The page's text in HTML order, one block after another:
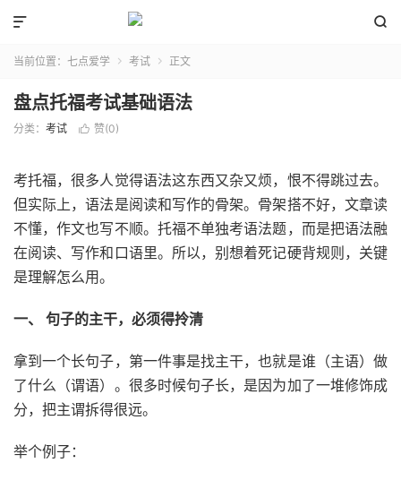


当前位置： 七点爱学  考试  正文
盘点托福考试基础语法
分类： 考试  赞(0)
考托福，很多人觉得语法这东西又杂又烦，恨不得跳过去。
但实际上，语法是阅读和写作的骨架。骨架搭不好，文章读
不懂，作文也写不顺。托福不单独考语法题，而是把语法融
在阅读、写作和口语里。所以，别想着死记硬背规则，关键
是理解怎么用。
一、 句子的主干，必须得拎清
拿到一个长句子，第一件事是找主干，也就是谁（主语）做
了什么（谓语）。很多时候句子长，是因为加了一堆修饰成
分，把主谓拆得很远。
举个例子：